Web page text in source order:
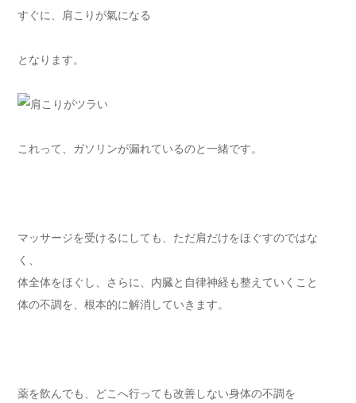
すぐに、肩こりが氣になる
となります。
これって、ガソリンが漏れているのと一緒です。
マッサージを受けるにしても、ただ肩だけをほぐすのではな
く、
体全体をほぐし、さらに、内臓と自律神経も整えていくこと
体の不調を、根本的に解消していきます。
薬を飲んでも、どこへ行っても改善しない身体の不調を